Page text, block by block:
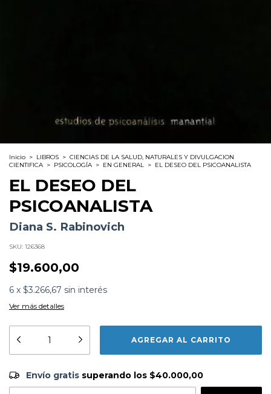
Inicio > LIBROS > CIENCIAS DE LA SALUD, NATURALES Y DIVULGACION
CIENTIFICA > PSICOLOGÍA > EN GENERAL > EL DESEO DEL PSICOANALISTA
EL DESEO DEL
PSICOANALISTA
Diana S. Rabinovich
SKU: 126368
$19.600,00
6 x $3.266,67 sin interés
Ver más detalles
Envío gratis $40.000,00
Entregas para el CP: CAMBIAR CP
Envío gratis superando los $40.000,00
Editorial:
Manantial
Encuadernación:
Tapa Blanda
ISBN:
9789875000131
N°Páginas:160
Dimensiones:20 x 14.5 cm